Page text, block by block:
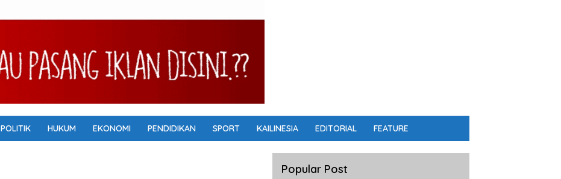
POLITIK HUKUM EKONOMI PENDIDIKAN SPORT KAILINESIA EDITORIAL FEATURE
Popular Post